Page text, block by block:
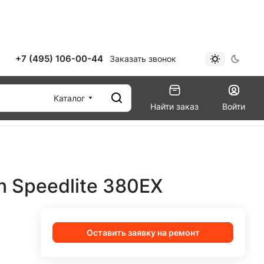
+7 (495) 106-00-44 Заказать звонок
Каталог
Найти заказ
Войти
Speedlite 380EX
Оставить заявку на ремонт